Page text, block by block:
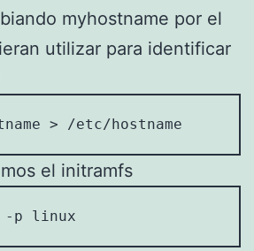
myhostname por el
utilizar para identificar
> /etc/hostname
el initramfs
-p linux